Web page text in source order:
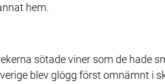
hem.
sötade viner som de hade
blev glögg först omnämnt i